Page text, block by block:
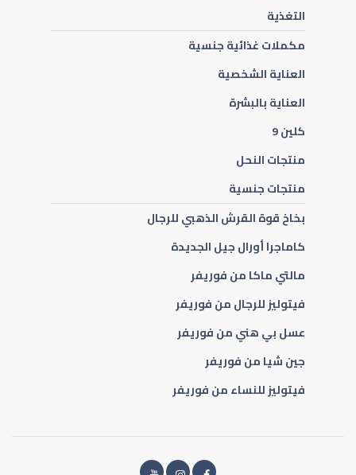
التغذية
مكملات غذائية جنسية
العناية الشخصية
العناية بالبشرة
كلين 9
منتجات النحل
منتجات جنسية
بخاخ قوة القرش الذهبي للرجال
كاماجرا أورال جيل الجديدة
مالتي ماكا من فوريفر
فيتوليز للرجال من فوريفر
عسل بي هني من فوريفر
جين شيا من فوريفر
فيتوليز للنساء من فوريفر
فوريفر ستور